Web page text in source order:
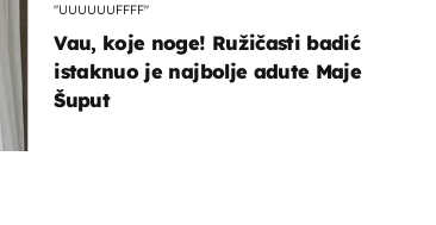
"UUUUUUFFFF"
Vau, koje noge! Ružičasti badić
istaknuo je najbolje adute Maje
Šuput